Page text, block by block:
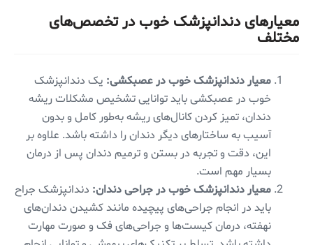
معیارهای دندانپزشک خوب در تخصص‌های
مختلف
معیار دندانپزشک خوب در عصبکشی: یک دندانپزشک
خوب در عصبکشی باید توانایی تشخیص مشکلات ریشه
دندان، تمیز کردن کانال‌های ریشه به‌طور کامل و بدون
آسیب به ساختارهای دیگر دندان را داشته باشد. علاوه بر
این، دقت و تجربه در بستن و ترمیم دندان پس از درمان
بسیار مهم است.
معیار دندانپزشک خوب در جراحی دندان: دندانپزشک جراح
باید در انجام جراحی‌های پیچیده مانند کشیدن دندان‌های
نهفته، درمان کیست‌ها و جراحی‌های فک و صورت مهارت